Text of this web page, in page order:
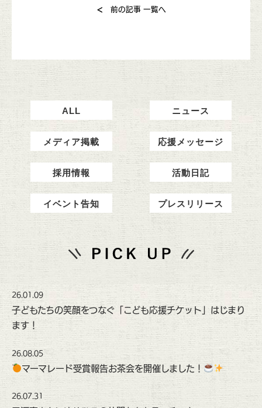
< 前の記事 一覧へ
ALL ニュース
メディア掲載 応援メッセージ
採用情報 活動日記
イベント告知 プレスリリース
26.01.09
子どもたちの笑顔をつなぐ「こども応援チケット」はじまり
ます！
26.08.05
マーマレード受賞報告お茶会を開催しました！
26.07.31